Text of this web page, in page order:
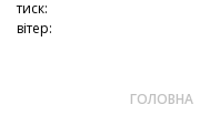
тиск:
вітер:
ГОЛОВНА